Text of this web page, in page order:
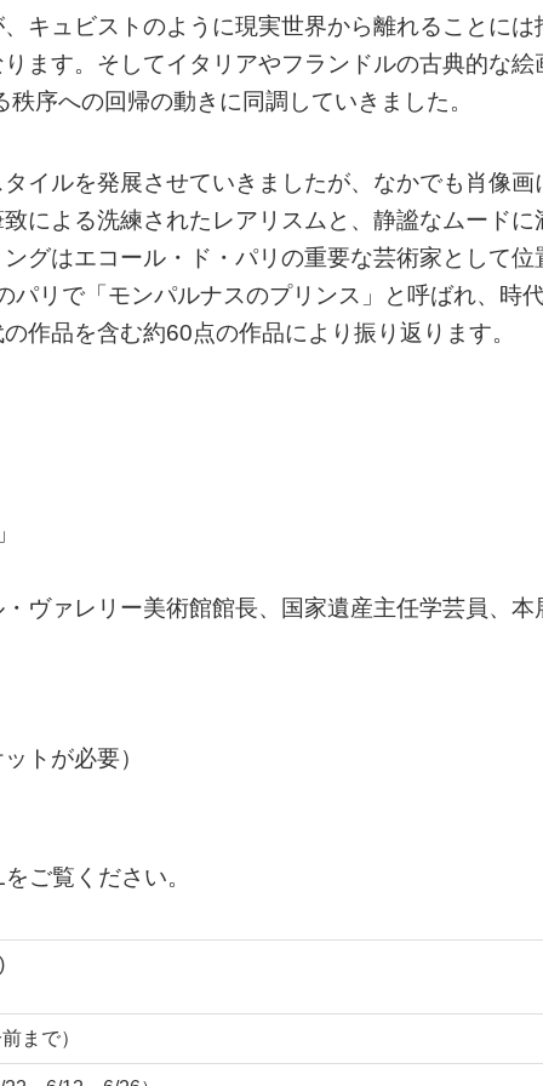
キュビストのように現実世界から離れることには
ます。そしてイタリアやフランドルの古典的な絵
序への回帰の動きに同調していきました。
イルを発展させていきましたが、なかでも肖像画
による洗練されたレアリスムと、静謐なムードに
グはエコール・ド・パリの重要な芸術家として位
リで「モンパルナスのプリンス」と呼ばれ、時
作品を含む約60点の作品により振り返ります。
ヴァレリー美術館館長、国家遺産主任学芸員、本
トが必要）
ご覧ください。
まで）